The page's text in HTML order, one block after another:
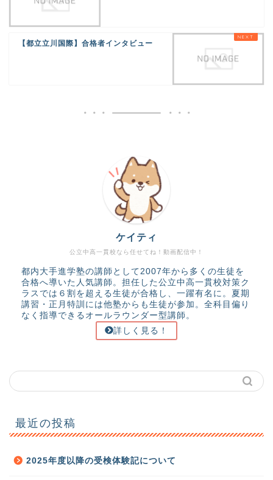
【都立立川国際】合格者インタビュー
公立中高一貫校なら任せてね！動画配信中！
ケイティ
都内大手進学塾の講師として2007年から多くの生徒を
合格へ導いた人気講師。担任した公立中高一貫校対策ク
ラスでは６割を超える生徒が合格し、一躍有名に。夏期
講習・正月特訓には他塾からも生徒が参加。全科目偏り
なく指導できるオールラウンダー型講師。
詳しく見る！
最近の投稿
2025年度以降の受検体験記について